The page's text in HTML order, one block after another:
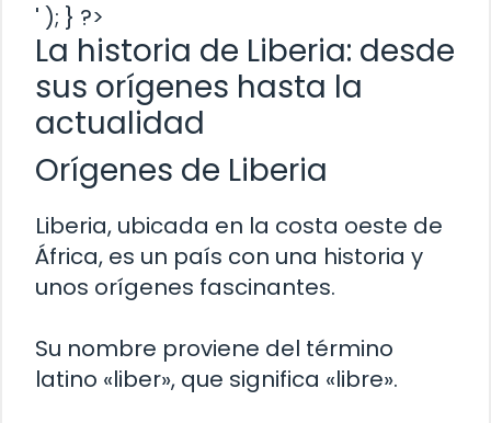
' ); } ?>
La historia de Liberia: desde
sus orígenes hasta la
actualidad
Orígenes de Liberia
Liberia, ubicada en la costa oeste de
África, es un país con una historia y
unos orígenes fascinantes.
Su nombre proviene del término
latino «liber», que significa «libre».